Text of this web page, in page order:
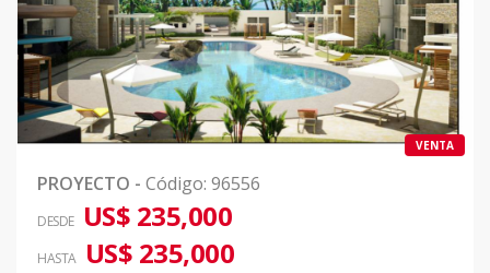
VENTA
PROYECTO - Código: 96556
DESDE US$ 235,000
HASTA US$ 235,000